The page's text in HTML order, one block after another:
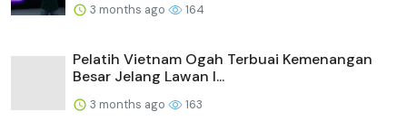
3 months ago 164
Pelatih Vietnam Ogah Terbuai Kemenangan
Besar Jelang Lawan I...
3 months ago 163